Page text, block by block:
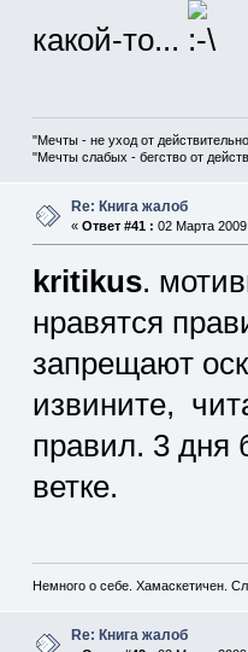
какой-то...
"Мечты - не уход от
"Мечты слабых - бегство от
Re: Книга жалоб
« Ответ #41 : 02 Марта
kritikus.
нравятся
запрещают
извините,
правил. 3 дня
ветке.
Немного о себе. Хамаскетичен.
Re: Книга жалоб